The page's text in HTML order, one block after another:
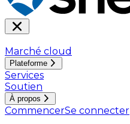
Marché cloud
Plateforme
Services
Soutien
À propos
CommencerSe connecter